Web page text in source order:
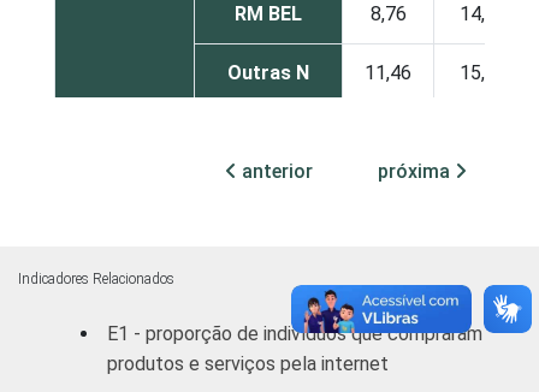
RM BEL 8,76 14,11
Outras N 11,46 15,94
9,16 13,89
Outras CO 12,34
anterior próxima
Indicadores Relacionados
E1 - proporção de indivíduos que compraram
produtos e serviços pela internet